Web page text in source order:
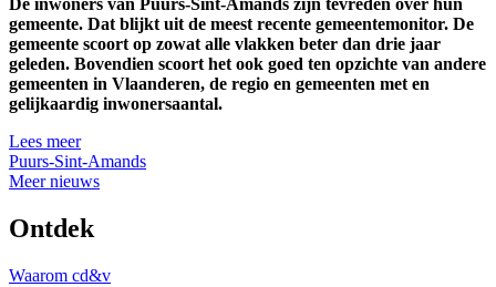
De inwoners van Puurs-Sint-Amands zijn tevreden over hun
gemeente. Dat blijkt uit de meest recente gemeentemonitor. De
gemeente scoort op zowat alle vlakken beter dan drie jaar
geleden. Bovendien scoort het ook goed ten opzichte van andere
gemeenten in Vlaanderen, de regio en gemeenten met en
gelijkaardig inwonersaantal.
Lees meer
Puurs-Sint-Amands
Meer nieuws
Ontdek
Waarom cd&v